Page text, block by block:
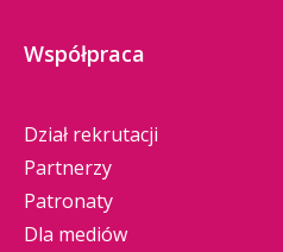
Współpraca
Dział rekrutacji
Partnerzy
Patronaty
Dla mediów